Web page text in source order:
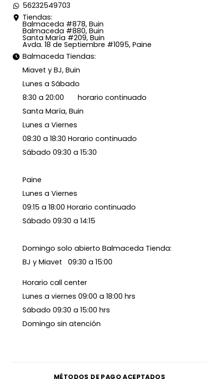
56232549703
Tiendas:
Balmaceda #878, Buin
Balmaceda #880, Buin
Santa María #209, Buin
Avda. 18 de Septiembre #1095, Paine
Balmaceda Tiendas:
Miavet y BJ, Buin
Lunes a Sábado
8:30 a 20:00 horario continuado
Santa María, Buin
Lunes a Viernes
08:30 a 18:30 Horario continuado
Sábado 09:30 a 15:30
Paine
Lunes a Viernes
09:15 a 18:00 Horario continuado
Sábado 09:30 a 14:15
Domingo solo abierto Balmaceda Tienda:
BJ y Miavet 09:30 a 15:00
Horario call center
Lunes a viernes 09:00 a 18:00 hrs
Sábado 09:30 a 15:00 hrs
Domingo sin atención
MÉTODOS DE PAGO ACEPTADOS